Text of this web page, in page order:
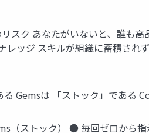
ク あなたがいないと、誰も
ッジ スキルが組織に蓄積さ
Gemsは 「ストック」である
（ストック） ● 毎回ゼロから